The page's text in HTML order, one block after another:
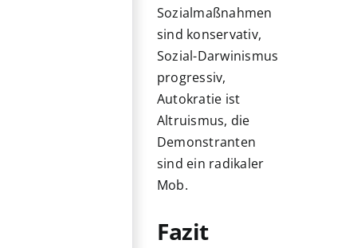
Sozialmaßnahmen
sind konservativ,
Sozial-Darwinismus
progressiv,
Autokratie ist
Altruismus, die
Demonstranten
sind ein radikaler
Mob.
Fazit